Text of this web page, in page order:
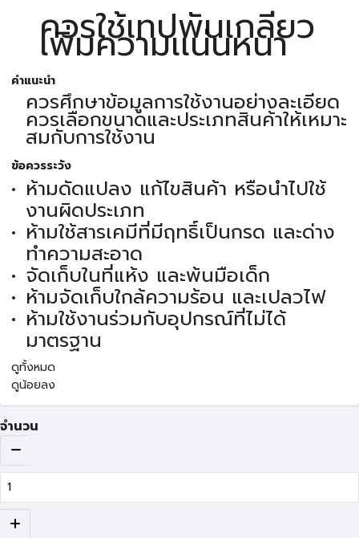
ควรใช้เทปพันเกลียว
เพิ่มความเเน่นหนา
คำแนะนำ
ควรศึกษาข้อมูลการใช้งานอย่างละเอียด
ควรเลือกขนาดและประเภทสินค้าให้เหมาะ
สมกับการใช้งาน
ข้อควรระวัง
ห้ามดัดแปลง แก้ไขสินค้า หรือนำไปใช้
งานผิดประเภท
ห้ามใช้สารเคมีที่มีฤทธิ์เป็นกรด และด่าง
ทำความสะอาด
จัดเก็บในที่แห้ง และพ้นมือเด็ก
ห้ามจัดเก็บใกล้ความร้อน และเปลวไฟ
ห้ามใช้งานร่วมกับอุปกรณ์ที่ไม่ได้
มาตรฐาน
ดูทั้งหมด
ดูน้อยลง
จำนวน